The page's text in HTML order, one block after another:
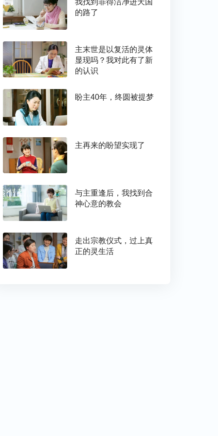
的路了
主末世是以复活的灵体
显现吗？我对此有了新
的认识
盼主40年，终圆被提梦
主再来的盼望实现了
与主重逢后，我找到合
神心意的教会
走出宗教仪式，过上真
正的灵生活